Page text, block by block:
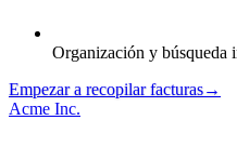
Organización y búsqueda
Empezar a recopilar facturas→
Acme Inc.